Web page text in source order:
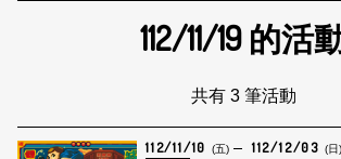
112/11/19 的活
共有 3 筆活動
112/11/10 (五) 112/12/03 (日)